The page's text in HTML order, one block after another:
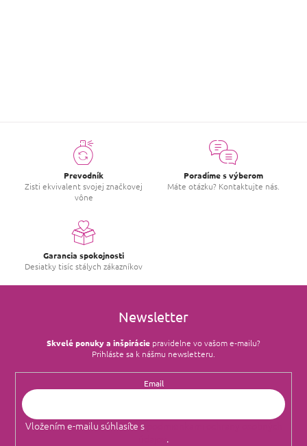
Prevodník
Zisti ekvivalent svojej značkovej
vône
Poradíme s výberom
Máte otázku? Kontaktujte nás.
Garancia spokojnosti
Desiatky tisíc stálych zákazníkov
Newsletter
Skvelé ponuky a inšpirácie pravidelne vo vašom e‑mailu?
Prihláste sa k nášmu newsletteru.
Email
Vložením e-mailu súhlasíte s
.